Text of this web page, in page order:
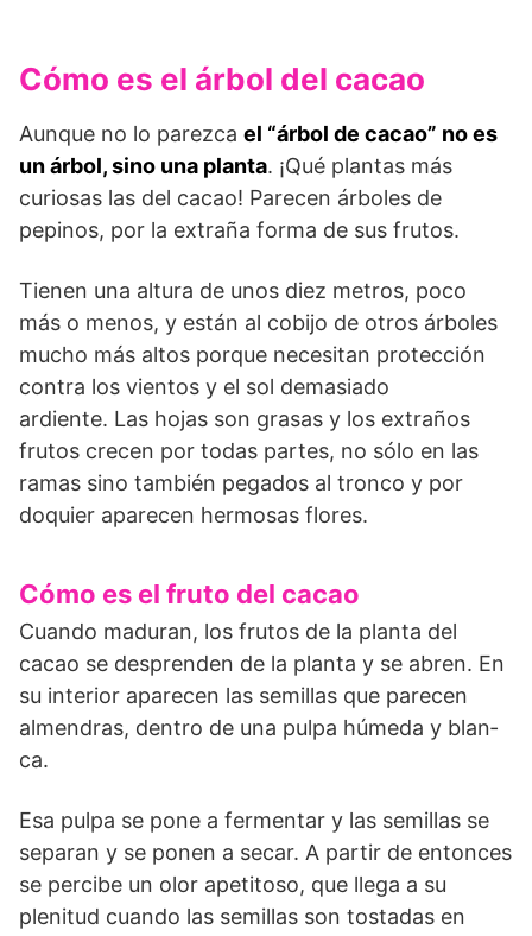
Cómo es el árbol del cacao
Aunque no lo parezca el “árbol de cacao” no es
un árbol, sino una planta. ¡Qué plantas más
curiosas las del cacao! Parecen árboles de
pepinos, por la extra­ña forma de sus frutos.
Tienen una altura de unos diez metros, poco
más o menos, y están al cobijo de otros árboles
mucho más altos porque ne­cesitan protección
contra los vientos y el sol demasiado
ardiente. Las hojas son gra­sas y los extraños
frutos crecen por todas partes, no sólo en las
ramas sino también pegados al tronco y por
doquier aparecen hermosas flores.
Cómo es el fruto del cacao
Cuando maduran, los frutos de la planta del
cacao se desprenden de la planta y se abren. En
su interior aparecen las semillas que parecen
almen­dras, dentro de una pulpa húmeda y blan­
ca.
Esa pulpa se pone a fermentar y las semillas se
separan y se ponen a secar. A partir de entonces
se percibe un olor apetitoso, que llega a su
plenitud cuando las semillas son tostadas en